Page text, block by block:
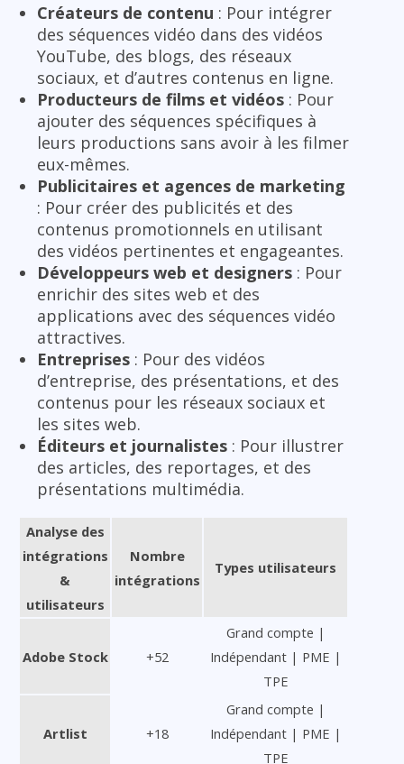
Créateurs de contenu : Pour intégrer
des séquences vidéo dans des vidéos
YouTube, des blogs, des réseaux
sociaux, et d’autres contenus en ligne.
Producteurs de films et vidéos : Pour
ajouter des séquences spécifiques à
leurs productions sans avoir à les filmer
eux-mêmes.
Publicitaires et agences de marketing
: Pour créer des publicités et des
contenus promotionnels en utilisant
des vidéos pertinentes et engageantes.
Développeurs web et designers : Pour
enrichir des sites web et des
applications avec des séquences vidéo
attractives.
Entreprises : Pour des vidéos
d’entreprise, des présentations, et des
contenus pour les réseaux sociaux et
les sites web.
Éditeurs et journalistes : Pour illustrer
des articles, des reportages, et des
présentations multimédia.
Analyse des
intégrations
&
utilisateurs
Nombre
intégrations
Types utilisateurs
Adobe Stock +52
Grand compte |
Indépendant | PME |
TPE
Artlist +18
Grand compte |
Indépendant | PME |
TPE